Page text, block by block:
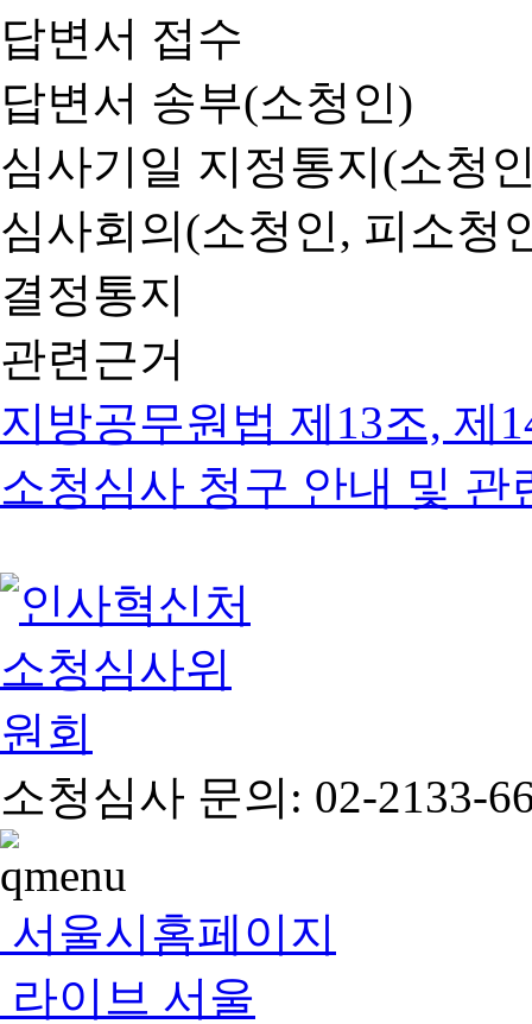
답변서 접수
답변서 송부(소청인)
심사기일 지정통지(소청
심사회의(소청인, 피소청
결정통지
관련근거
지방공무원법 제13조, 제
소청심사 청구 안내 및 관
소청심사 문의: 02-2133-
서울시홈페이지
라이브 서울